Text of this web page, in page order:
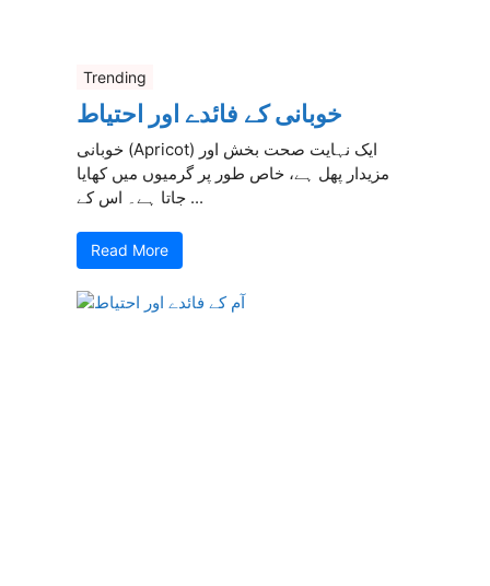
Trending
خوبانی کے فائدے اور احتیاط
خوبانی (Apricot) ایک نہایت صحت بخش اور
مزیدار پھل ہے، خاص طور پر گرمیوں میں کھایا
جاتا ہے۔ اس کے ...
Read More